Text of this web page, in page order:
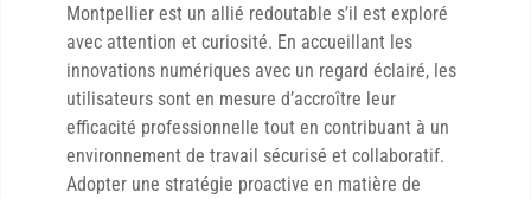
Montpellier est un allié redoutable s’il est exploré
avec attention et curiosité. En accueillant les
innovations numériques avec un regard éclairé, les
utilisateurs sont en mesure d’accroître leur
efficacité professionnelle tout en contribuant à un
environnement de travail sécurisé et collaboratif.
Adopter une stratégie proactive en matière de